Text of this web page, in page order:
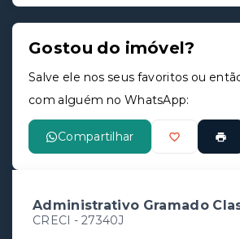
Gostou do imóvel?
Salve ele nos seus favoritos ou
com alguém no WhatsApp:
Compartilhar
Administrativo Gramado
CRECI - 27340J